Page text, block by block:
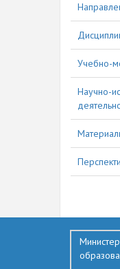
Учебно-
Научно-